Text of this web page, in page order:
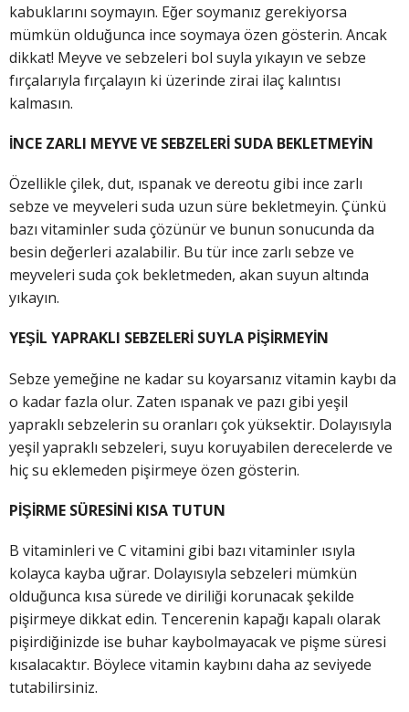
kabuklarını soymayın. Eğer soymanız gerekiyorsa
mümkün olduğunca ince soymaya özen gösterin. Ancak
dikkat! Meyve ve sebzeleri bol suyla yıkayın ve sebze
fırçalarıyla fırçalayın ki üzerinde zirai ilaç kalıntısı
kalmasın.
İNCE ZARLI MEYVE VE SEBZELERİ SUDA BEKLETMEYİN
Özellikle çilek, dut, ıspanak ve dereotu gibi ince zarlı
sebze ve meyveleri suda uzun süre bekletmeyin. Çünkü
bazı vitaminler suda çözünür ve bunun sonucunda da
besin değerleri azalabilir. Bu tür ince zarlı sebze ve
meyveleri suda çok bekletmeden, akan suyun altında
yıkayın.
YEŞİL YAPRAKLI SEBZELERİ SUYLA PİŞİRMEYİN
Sebze yemeğine ne kadar su koyarsanız vitamin kaybı da
o kadar fazla olur. Zaten ıspanak ve pazı gibi yeşil
yapraklı sebzelerin su oranları çok yüksektir. Dolayısıyla
yeşil yapraklı sebzeleri, suyu koruyabilen derecelerde ve
hiç su eklemeden pişirmeye özen gösterin.
PİŞİRME SÜRESİNİ KISA TUTUN
B vitaminleri ve C vitamini gibi bazı vitaminler ısıyla
kolayca kayba uğrar. Dolayısıyla sebzeleri mümkün
olduğunca kısa sürede ve diriliği korunacak şekilde
pişirmeye dikkat edin. Tencerenin kapağı kapalı olarak
pişirdiğinizde ise buhar kaybolmayacak ve pişme süresi
kısalacaktır. Böylece vitamin kaybını daha az seviyede
tutabilirsiniz.